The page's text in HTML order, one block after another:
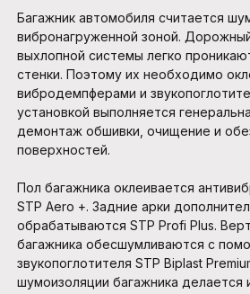
Багажник автомобиля считается
вибронагруженной зоной.
выхлопной системы легко
стенки. Поэтому их необходимо
вибродемпферами и
установкой выполняется
демонтаж обшивки, очищение и
поверхностей.
Пол багажника оклеивается
STP Aero +. Задние арки
обрабатываются STP Profi Plus.
багажника обесшумливаются с
звукопоглотителя STP Biplast
шумоизоляции багажника делается